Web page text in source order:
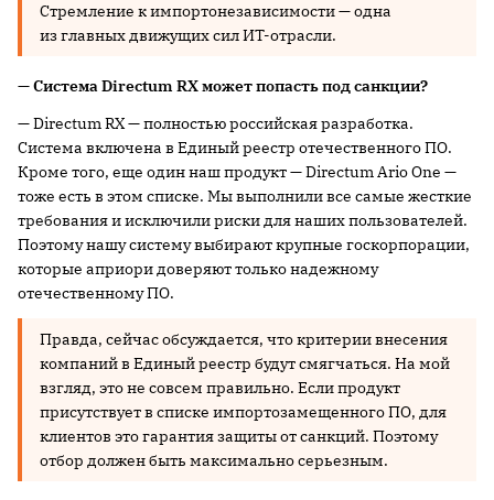
Стремление к импортонезависимости — одна
из главных движущих сил ИТ-отрасли.
— Система Directum RX может попасть под санкции?
— Directum RX — полностью российская разработка.
Система включена в Единый реестр отечественного ПО.
Кроме того, еще один наш продукт — Directum Ario One —
тоже есть в этом списке. Мы выполнили все самые жесткие
требования и исключили риски для наших пользователей.
Поэтому нашу систему выбирают крупные госкорпорации,
которые априори доверяют только надежному
отечественному ПО.
Правда, сейчас обсуждается, что критерии внесения
компаний в Единый реестр будут смягчаться. На мой
взгляд, это не совсем правильно. Если продукт
присутствует в списке импортозамещенного ПО, для
клиентов это гарантия защиты от санкций. Поэтому
отбор должен быть максимально серьезным.